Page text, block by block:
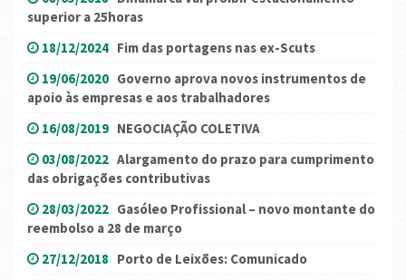
superior a 25horas
18/12/2024 Fim das portagens nas ex-Scuts
19/06/2020 Governo aprova novos instrumentos de
apoio às empresas e aos trabalhadores
16/08/2019 NEGOCIAÇÃO COLETIVA
03/08/2022 Alargamento do prazo para cumprimento
das obrigações contributivas
28/03/2022 Gasóleo Profissional – novo montante do
reembolso a 28 de março
27/12/2018 Porto de Leixões: Comunicado